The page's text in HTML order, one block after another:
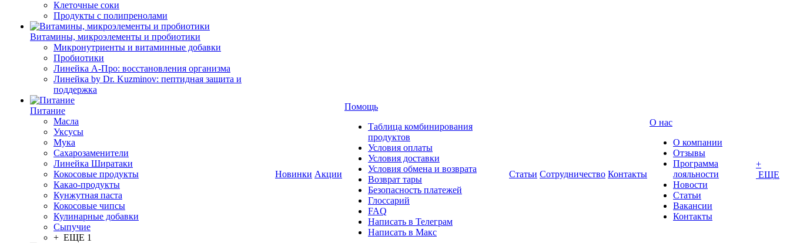
Клеточные соки
Продукты с полипренолами
Витамины, микроэлементы и пробиотики
Микронутриенты и витаминные добавки
Пробиотики
Линейка А-Про: восстановления организма
Линейка by Dr. Kuzminov: пептидная защита и
поддержка
Питание
Масла
Уксусы
Мука
Сахарозаменители
Линейка Ширатаки
Кокосовые продукты
Какао-продукты
Кунжутная паста
Кокосовые чипсы
Кулинарные добавки
Сыпучие
+ ЕЩЕ 1
Новинки Акции
Помощь
Таблица комбинирования
продуктов
Условия оплаты
Условия доставки
Условия обмена и возврата
Возврат тары
Безопасность платежей
Глоссарий
FAQ
Написать в Телеграм
Написать в Макс
Статьи Сотрудничество Контакты
О нас
О компании
Отзывы
Программа
лояльности
Новости
Статьи
Вакансии
Контакты
+
ЕЩЕ